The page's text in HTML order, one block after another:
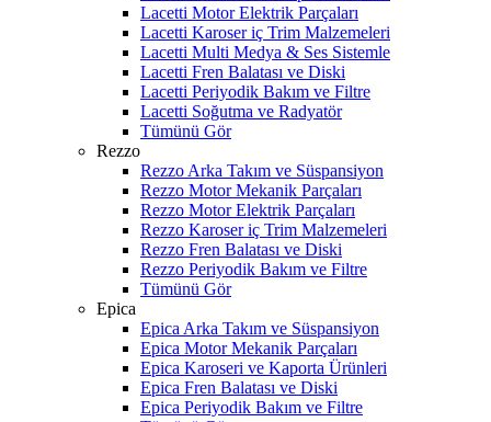
Lacetti Motor Elektrik Parçaları
Lacetti Karoser iç Trim Malzemeleri
Lacetti Multi Medya & Ses Sistemle
Lacetti Fren Balatası ve Diski
Lacetti Periyodik Bakım ve Filtre
Lacetti Soğutma ve Radyatör
Tümünü Gör
Rezzo
Rezzo Arka Takım ve Süspansiyon
Rezzo Motor Mekanik Parçaları
Rezzo Motor Elektrik Parçaları
Rezzo Karoser iç Trim Malzemeleri
Rezzo Fren Balatası ve Diski
Rezzo Periyodik Bakım ve Filtre
Tümünü Gör
Epica
Epica Arka Takım ve Süspansiyon
Epica Motor Mekanik Parçaları
Epica Karoseri ve Kaporta Ürünleri
Epica Fren Balatası ve Diski
Epica Periyodik Bakım ve Filtre